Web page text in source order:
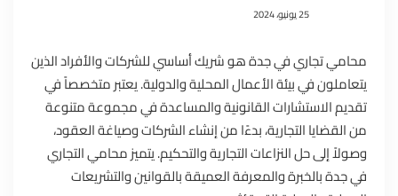
25 يونيو، 2024
محامي تجاري في جدة هو شريك أساسي للشركات والأفراد الذين
يتعاملون في بيئة الأعمال المحلية والدولية. يعتبر متخصصاً في
تقديم الاستشارات القانونية والمساعدة في مجموعة متنوعة
من القضايا التجارية، بدءًا من إنشاء الشركات وصياغة العقود،
وصولاً إلى حل النزاعات التجارية والتحكيم. يتميز محامي التجاري
في جدة بالخبرة والمعرفة العميقة بالقوانين والتشريعات